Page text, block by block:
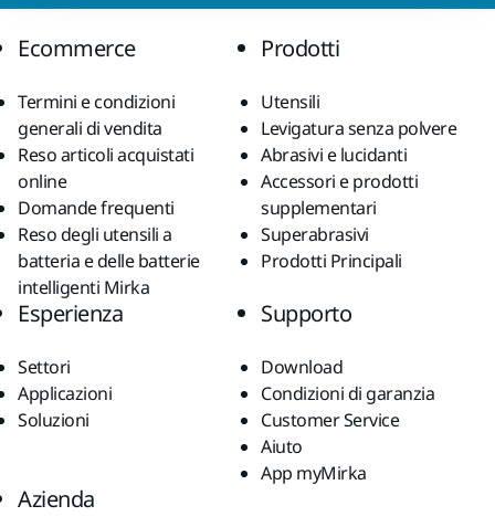
Ecommerce
Termini e condizioni
generali di vendita
Reso articoli acquistati
online
Domande frequenti
Reso degli utensili a
batteria e delle batterie
intelligenti Mirka
Prodotti
Utensili
Levigatura senza polvere
Abrasivi e lucidanti
Accessori e prodotti
supplementari
Superabrasivi
Prodotti Principali
Esperienza
Settori
Applicazioni
Soluzioni
Supporto
Download
Condizioni di garanzia
Customer Service
Aiuto
App myMirka
Azienda